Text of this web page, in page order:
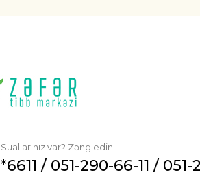
Suallarınız var? Zəng edin!
*6611 / 051-290-66-11 / 051-